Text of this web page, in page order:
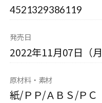
4521329386119
発売日
2022年11月07日（
原材料・素材
紙/ＰＰ/ＡＢＳ/ＰＣ